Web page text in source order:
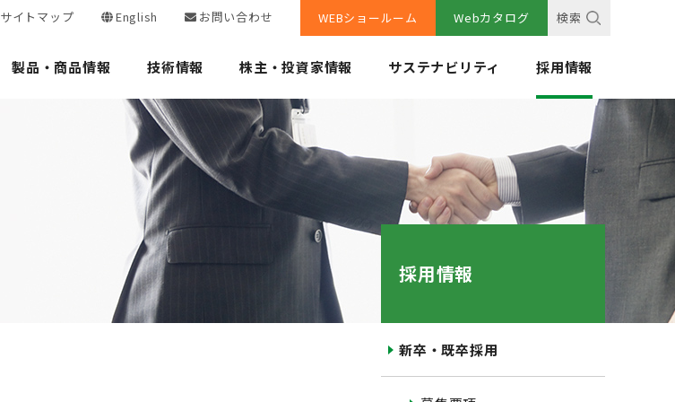
サイトマップ English お問い合わせ WEBショールーム Webカタログ 検索
製品・商品情報 技術情報 株主・投資家情報 サステナビリティ 採用情報
採用情報
新卒・既卒採用